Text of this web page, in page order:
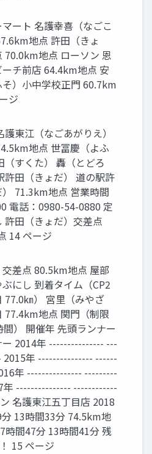
ート 名護幸喜（なごこ
地点 許田（きょ
70.0km地点 ローソン 恩
チ前店 64.4km地点 安
）小中学校正門 60.7km
ジ
護東江（なごあがりえ）
地点 世冨慶（よふ
（すくた） 轟（とどろ
許田（きょだ） 道の駅許
71.3km地点 営業時間
電話：0980-54-0880 定
許田（きょだ）交差点
14 ページ
差点 80.5km地点 屋部
ぶにし 到着タイム（CP2
77.0㎞） 宮里（みやざ
77.4km地点 関門（制限
） 開催年 先頭ランナー
ー 2014年 --------------- ---
年 --------------- ------
年 --------------- ---------
年 --------------- ------------
名護東江五丁目店 2018
13時間33分 74.5km地
時間47分 13時間41分 残
15 ページ